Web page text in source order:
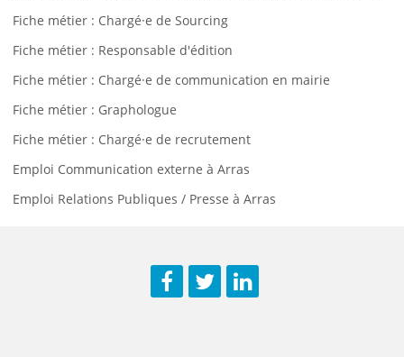
Fiche métier : Chargé·e de Sourcing
Fiche métier : Responsable d'édition
Fiche métier : Chargé·e de communication en mairie
Fiche métier : Graphologue
Fiche métier : Chargé·e de recrutement
Emploi Communication externe à Arras
Emploi Relations Publiques / Presse à Arras